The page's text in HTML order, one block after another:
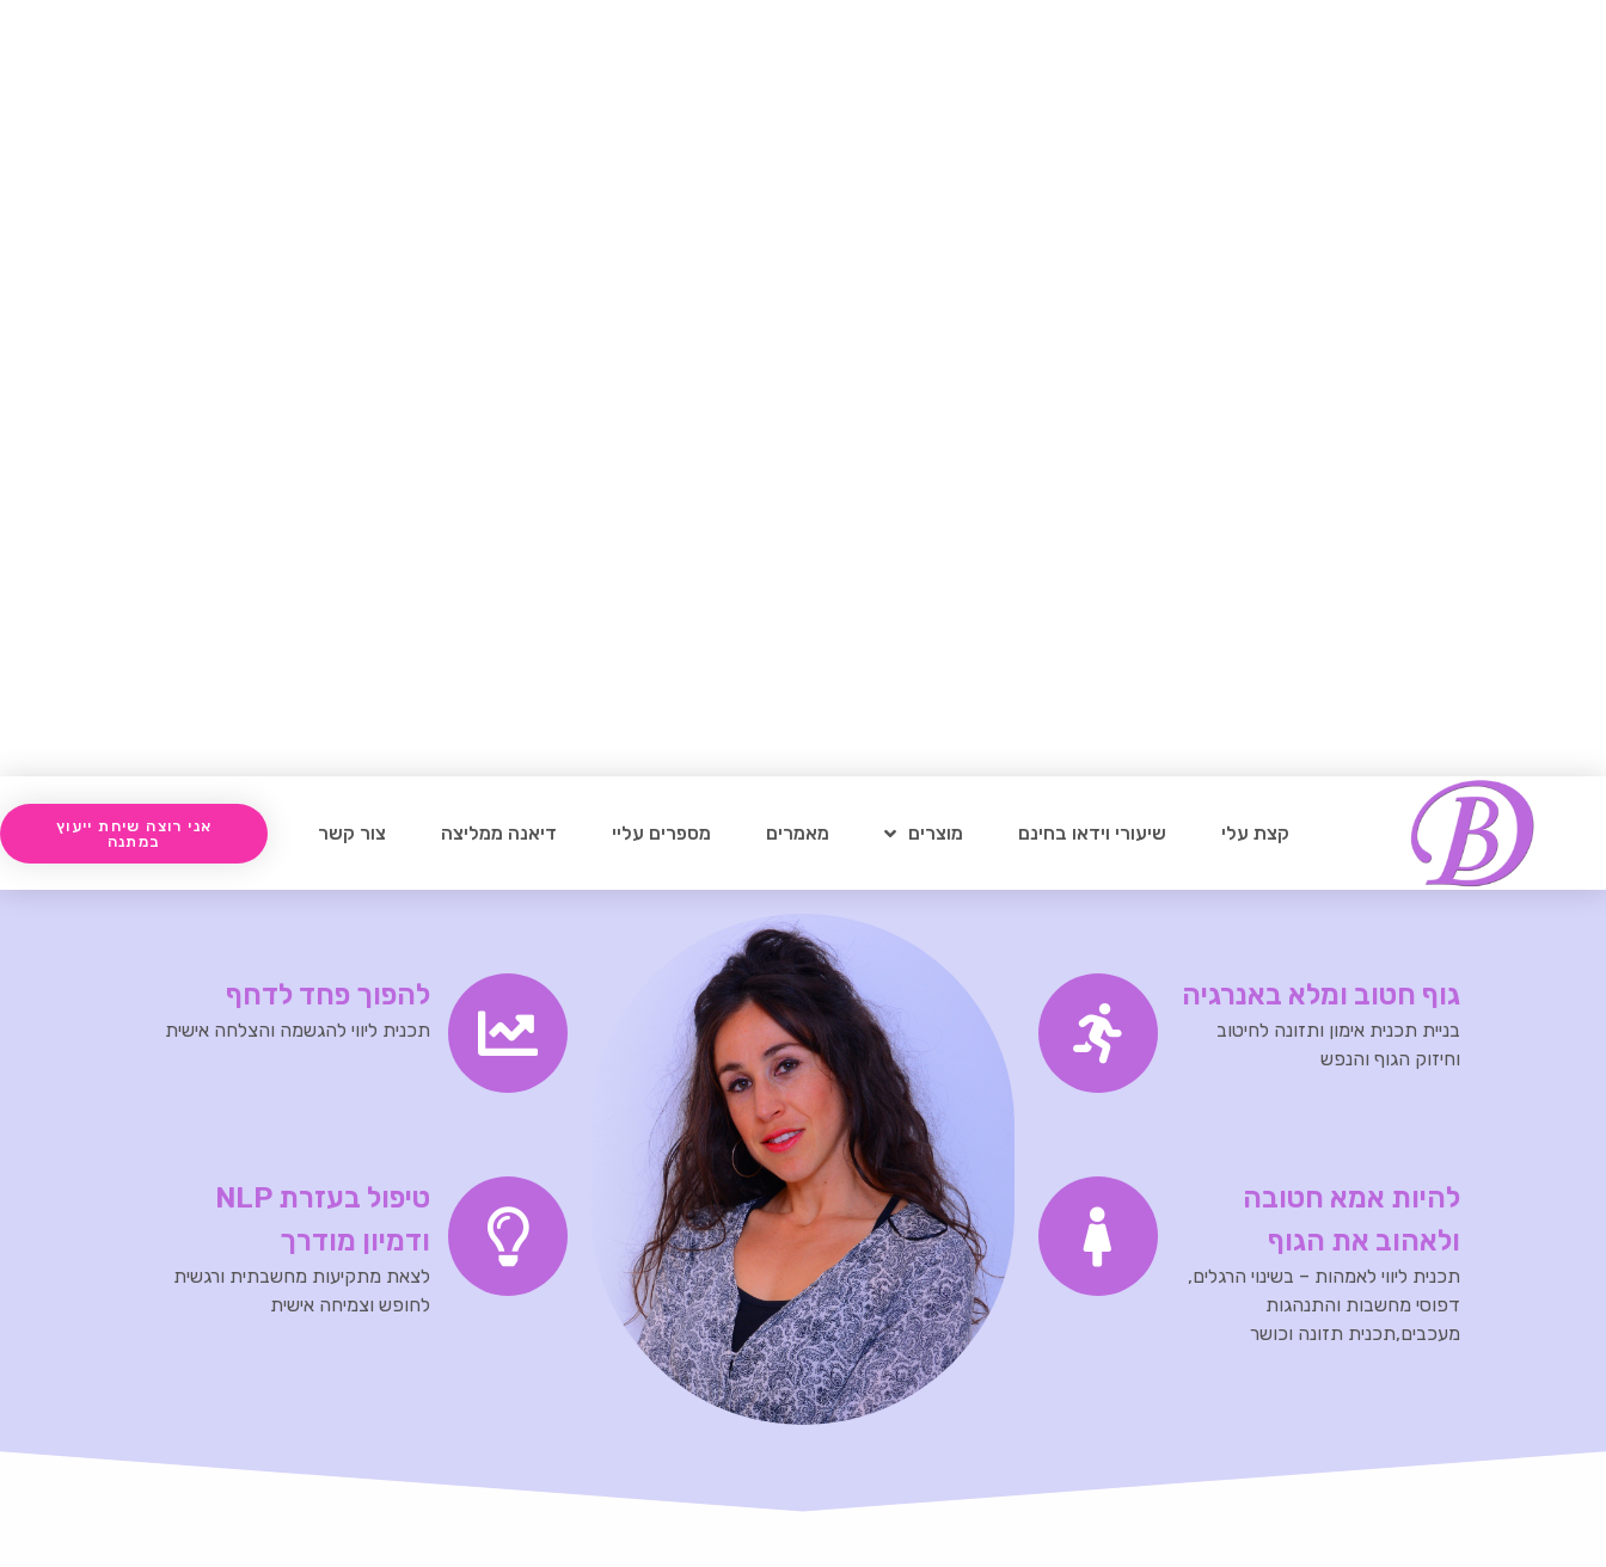
קצת עלי שיעורי וידאו בחינם מוצרים מאמרים מספרים עליי דיאנה ממליצה צור קשר
אני רוצה שיחת ייעוץ
במתנה
גוף חטוב ומלא באנרגיה
בניית תכנית אימון ותזונה לחיטוב
וחיזוק הגוף והנפש
להיות אמא חטובה
ולאהוב את הגוף
תכנית ליווי לאמהות – בשינוי הרגלים,
דפוסי מחשבות והתנהגות
מעכבים,תכנית תזונה וכושר
להפוך פחד לדחף
תכנית ליווי להגשמה והצלחה אישית
טיפול בעזרת NLP
ודמיון מודרך
לצאת מתקיעות מחשבתית ורגשית
לחופש וצמיחה אישית